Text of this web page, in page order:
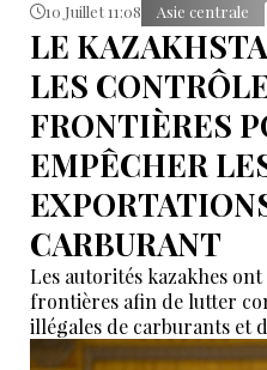
10 Juillet 11:08 Asie centrale
LE
LES
FRONTIÈRES
EMPÊCHER
CARBURANT
Les autorités kazakhes
frontières afin de lutter
illégales de carburants et